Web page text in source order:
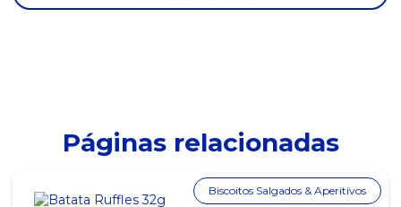
Páginas relacionadas
Biscoitos Salgados & Aperitivos